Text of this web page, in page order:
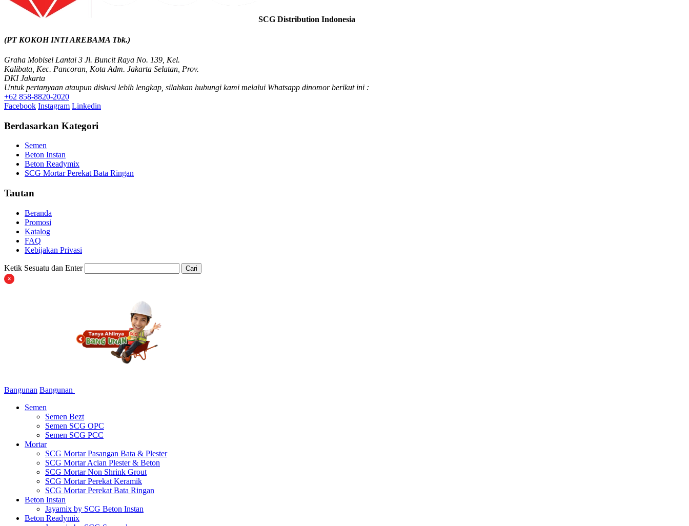
SCG Distribution Indonesia
(PT KOKOH INTI AREBAMA Tbk.)
Graha Mobisel Lantai 3 Jl. Buncit Raya No. 139, Kel.
Kalibata, Kec. Pancoran, Kota Adm. Jakarta Selatan, Prov.
DKI Jakarta
Untuk pertanyaan ataupun diskusi lebih lengkap, silahkan hubungi kami melalui Whatsapp dinomor berikut ini :
+62 858-8820-2020
Facebook Instagram Linkedin
Berdasarkan Kategori
Semen
Beton Instan
Beton Readymix
SCG Mortar Perekat Bata Ringan
Tautan
Beranda
Promosi
Katalog
FAQ
Kebijakan Privasi
Ketik Sesuatu dan Enter Cari
Bangunan Bangunan
Semen
Semen Bezt
Semen SCG OPC
Semen SCG PCC
Mortar
SCG Mortar Pasangan Bata & Plester
SCG Mortar Acian Plester & Beton
SCG Mortar Non Shrink Grout
SCG Mortar Perekat Keramik
SCG Mortar Perekat Bata Ringan
Beton Instan
Jayamix by SCG Beton Instan
Beton Readymix